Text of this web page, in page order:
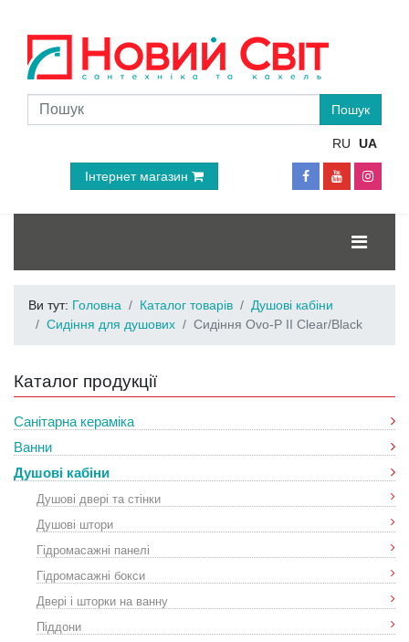
RU UA
Інтернет магазин
Ви тут: Головна Каталог товарів
Душові кабіни
Сидіння для душових
Сидіння Ovo-P II Clear/Black
Каталог продукції
Санітарна кераміка
Ванни
Душові кабіни
Душові двері та стінки
Душові штори
Гідромасажні панелі
Гідромасажні бокси
Двері і шторки на ванну
Піддони